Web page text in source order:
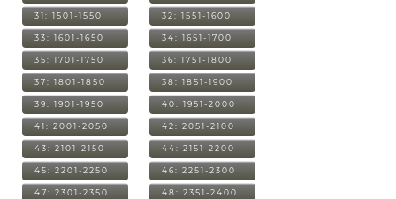
31: 1501-1550 32: 1551-1600
33: 1601-1650 34: 1651-1700
35: 1701-1750 36: 1751-1800
37: 1801-1850 38: 1851-1900
39: 1901-1950 40: 1951-2000
41: 2001-2050 42: 2051-2100
43: 2101-2150 44: 2151-2200
45: 2201-2250 46: 2251-2300
47: 2301-2350 48: 2351-2400